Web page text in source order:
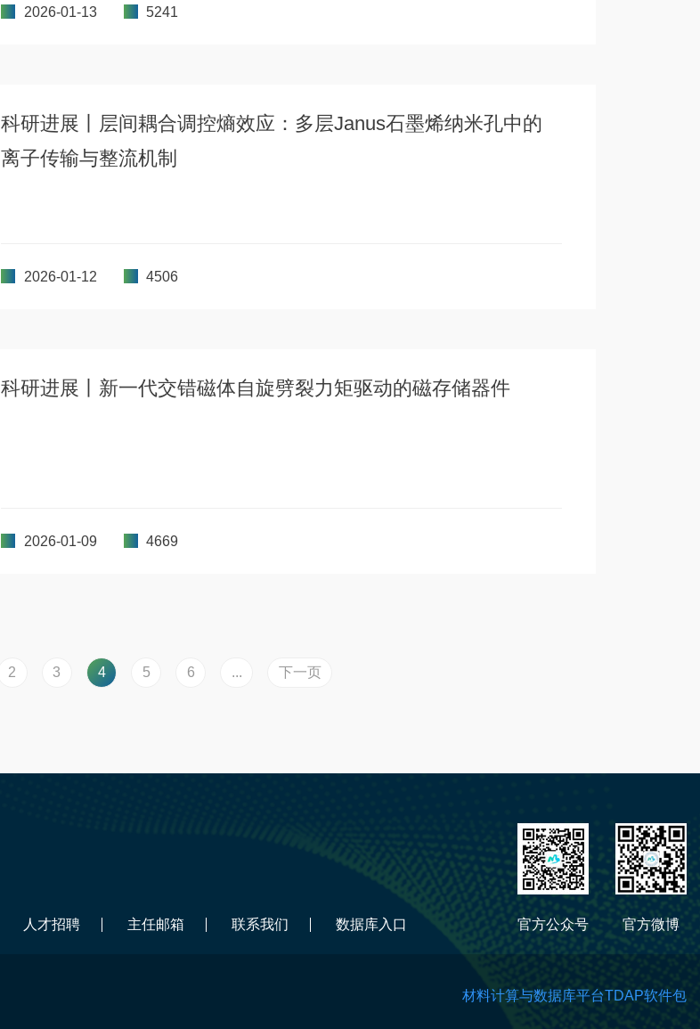
2026-01-13 5241
科研进展丨层间耦合调控熵效应：多层Janus石墨烯纳米孔中的
离子传输与整流机制
2026-01-12 4506
科研进展丨新一代交错磁体自旋劈裂力矩驱动的磁存储器件
2026-01-09 4669
2 3 4 5 6 ... 下一页
人才招聘 主任邮箱 联系我们 数据库入口 官方公众号 官方微博
材料计算与数据库平台TDAP软件包